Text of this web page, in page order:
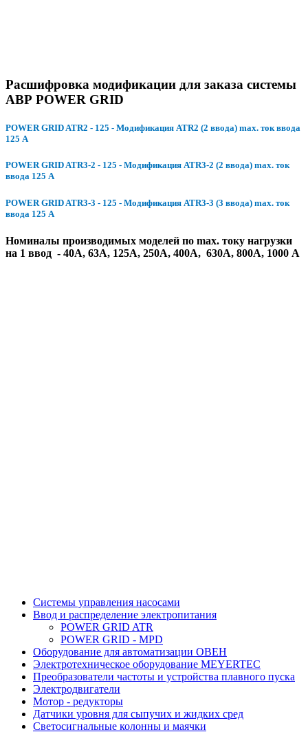
Расшифровка модификации для заказа системы
АВР POWER GRID
POWER GRID ATR2 - 125 - Модификация ATR2 (2 ввода) max. ток ввода
125 А
POWER GRID ATR3-2 - 125 - Модификация ATR3-2 (2 ввода) max. ток
ввода 125 А
POWER GRID ATR3-3 - 125 - Модификация ATR3-3 (3 ввода) max. ток
ввода 125 А
Номиналы производимых моделей по max. току нагрузки
на 1 ввод - 40А, 63А, 125А, 250А, 400А, 630А, 800А, 1000 А
Системы управления насосами
Ввод и распределение электропитания
POWER GRID ATR
POWER GRID - MPD
Оборудование для автоматизации ОВЕН
Электротехническое оборудование MEYERTEC
Преобразователи частоты и устройства плавного пуска
Электродвигатели
Мотор - редукторы
Датчики уровня для сыпучих и жидких сред
Светосигнальные колонны и маячки